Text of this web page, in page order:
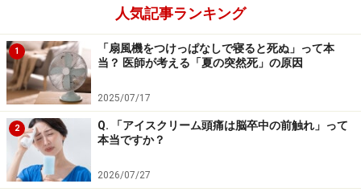
寝るときの扇風機つけっぱなしは、腹痛・
下痢の原因にも…
東洋医学的な用語で「寝冷え」という言葉があります。
実は西洋医学では「寝冷え」という病気や症状はないの
ですが、消化器系の症状については西洋医学的解釈が可
能です。眠ると体全体での熱産生が落ちます。血流の分
布も変わり、皮膚への血流が増加します。つまり体全体
人気記事ランキング
1
「扇風機をつけっぱなしで寝ると死ぬ」って本
当？ 医師が考える「夏の突然死」の原因
2025/07/17
2
Q. 「アイスクリーム頭痛は脳卒中の前触れ」って
本当ですか？
2026/07/27